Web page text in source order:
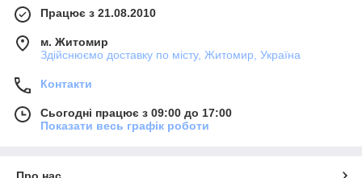
Працює з 21.08.2010
м. Житомир
Здійснюємо доставку по місту, Житомир, Україна
Контакти
Сьогодні працює з 09:00 до 17:00
Показати весь графік роботи